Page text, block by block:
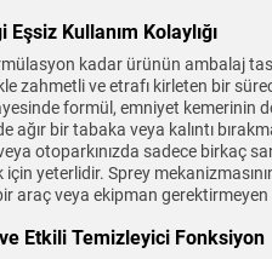
Kullanım Kolaylığı
kadar ürünün ambalaj
zahmetli ve etrafı kirleten bir
formül, emniyet
ağır bir tabaka veya kalıntı
otoparkınızda sadece birkaç
için yeterlidir. Sprey
araç veya ekipman gerektirmeyen
Etkili Temizleyici Fonksiyon